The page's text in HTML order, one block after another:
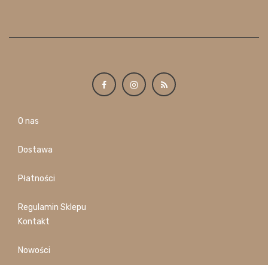
O nas
Dostawa
Płatności
Regulamin Sklepu
Kontakt
Nowości